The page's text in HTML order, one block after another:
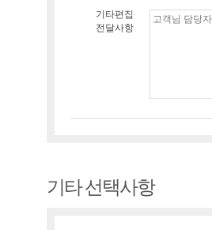
기타편집
전달사항
기타 선택사항